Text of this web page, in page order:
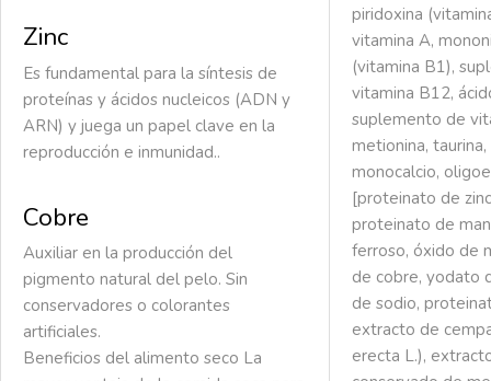
Zinc
Es fundamental para la síntesis de
proteínas y ácidos nucleicos (ADN y
ARN) y juega un papel clave en la
reproducción e inmunidad..
Cobre
Auxiliar en la producción del
pigmento natural del pelo. Sin
conservadores o colorantes
artificiales.
Beneficios del alimento seco La
piridoxina
vitamina A,
(vitamina B1),
vitamina B12,
suplemento de
metionina,
monocalcio,
[proteinato de
proteinato de
ferroso, óxido de
de cobre, yodato
de sodio,
extracto de
erecta L.),